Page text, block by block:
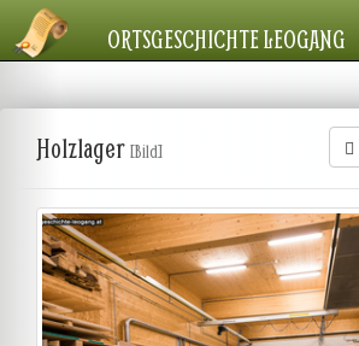
ORTSGESCHICHTE LEOGANG
Holzlager [Bild]